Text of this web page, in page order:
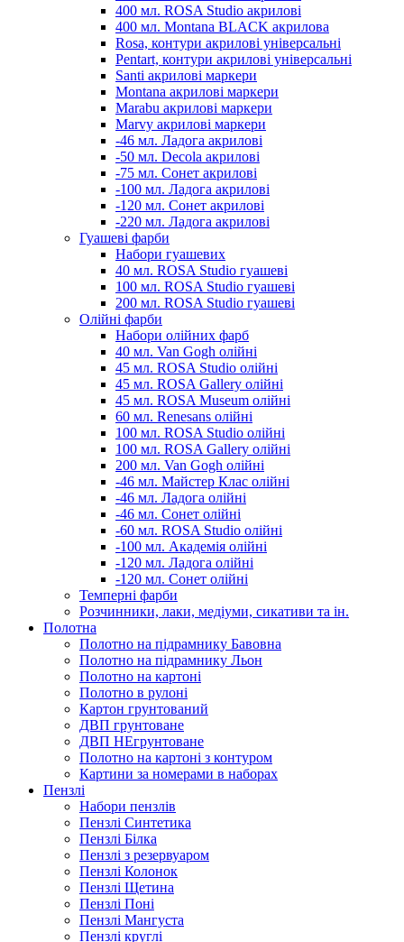
400 мл. ROSA Studio акрилові
400 мл. Montana BLACK акрилова
Rosa, контури акрилові універсальні
Pentart, контури акрилові універсальні
Santi акрилові маркери
Montana акрилові маркери
Marabu акрилові маркери
Marvy акрилові маркери
-46 мл. Ладога акрилові
-50 мл. Decola акрилові
-75 мл. Сонет акрилові
-100 мл. Ладога акрилові
-120 мл. Сонет акрилові
-220 мл. Ладога акрилові
Гуашеві фарби
Набори гуашевих
40 мл. ROSA Studio гуашеві
100 мл. ROSA Studio гуашеві
200 мл. ROSA Studio гуашеві
Олійні фарби
Набори олійних фарб
40 мл. Van Gogh олійні
45 мл. ROSA Studio олійні
45 мл. ROSA Gallery олійні
45 мл. ROSA Museum олійні
60 мл. Renesans олійні
100 мл. ROSA Studio олійні
100 мл. ROSA Gallery олійні
200 мл. Van Gogh олійні
-46 мл. Майстер Клас олійні
-46 мл. Ладога олійні
-46 мл. Сонет олійні
-60 мл. ROSA Studio олійні
-100 мл. Академія олійні
-120 мл. Ладога олійні
-120 мл. Сонет олійні
Темперні фарби
Розчинники, лаки, медіуми, сикативи та ін.
Полотна
Полотно на підрамнику Бавовна
Полотно на підрамнику Льон
Полотно на картоні
Полотно в рулоні
Картон грунтований
ДВП грунтоване
ДВП НЕгрунтоване
Полотно на картоні з контуром
Картини за номерами в наборах
Пензлі
Набори пензлів
Пензлі Синтетика
Пензлі Білка
Пензлі з резервуаром
Пензлі Колонок
Пензлі Щетина
Пензлі Поні
Пензлі Мангуста
Пензлі круглі